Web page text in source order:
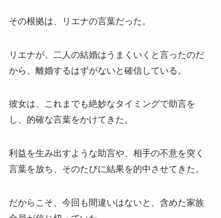
その根拠は、リエナの言葉だった。
リエナが、二人の結婚はうまくいくと言ったのだ
から、離婚するはずがないと確信している。
彼女は、これまでも絶妙なタイミングで助言を
し、的確な言葉をかけてきた。
利益を生み出すような助言や、相手の不意を突く
言葉を放ち、そのたびに結果を的中させてきた。
だからこそ、今回も間違いはないと、含めた家族